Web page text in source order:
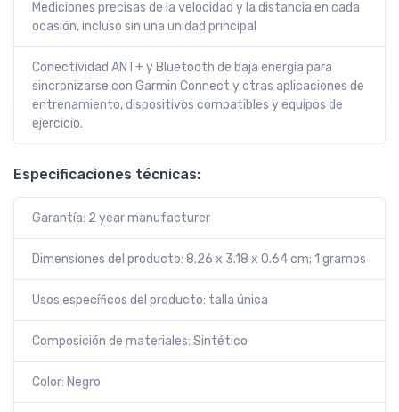
Mediciones precisas de la velocidad y la distancia en cada
ocasión, incluso sin una unidad principal
Conectividad ANT+ y Bluetooth de baja energía para
sincronizarse con Garmin Connect y otras aplicaciones de
entrenamiento, dispositivos compatibles y equipos de
ejercicio.
Especificaciones técnicas:
Garantía: 2 year manufacturer
Dimensiones del producto: 8.26 x 3.18 x 0.64 cm; 1 gramos
Usos específicos del producto: talla única
Composición de materiales: Sintético
Color: Negro